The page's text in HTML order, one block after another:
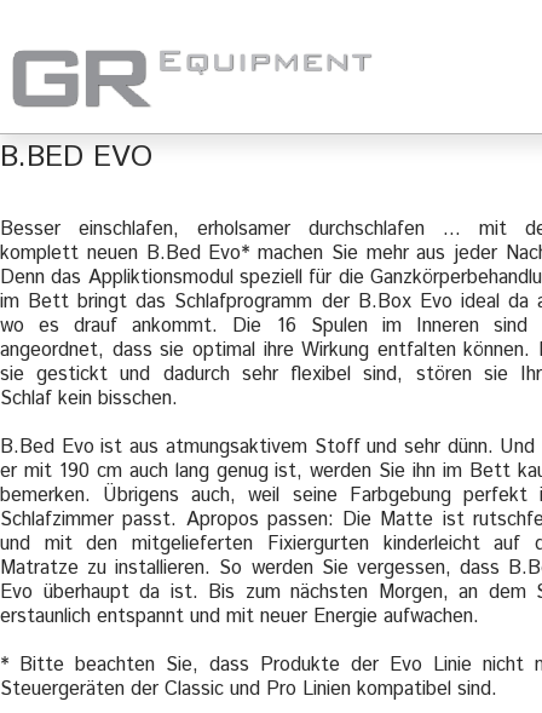
B.BED EVO
Besser einschlafen, erholsamer durchschlafen … mit
komplett neuen B.Bed Evo* machen Sie mehr aus jeder
Denn das Appliktionsmodul speziell für die
im Bett bringt das Schlafprogramm der B.Box Evo ideal da
wo es drauf ankommt. Die 16 Spulen im Inneren sind
angeordnet, dass sie optimal ihre Wirkung entfalten können.
sie gestickt und dadurch sehr flexibel sind, stören sie
Schlaf kein bisschen.
B.Bed Evo ist aus atmungsaktivem Stoff und sehr dünn. Und
er mit 190 cm auch lang genug ist, werden Sie ihn im Bett
bemerken. Übrigens auch, weil seine Farbgebung perfekt
Schlafzimmer passt. Apropos passen: Die Matte ist
und mit den mitgelieferten Fixiergurten kinderleicht auf
Matratze zu installieren. So werden Sie vergessen, dass
Evo überhaupt da ist. Bis zum nächsten Morgen, an dem
erstaunlich entspannt und mit neuer Energie aufwachen.
* Bitte beachten Sie, dass Produkte der Evo Linie nicht
Steuergeräten der Classic und Pro Linien kompatibel sind.